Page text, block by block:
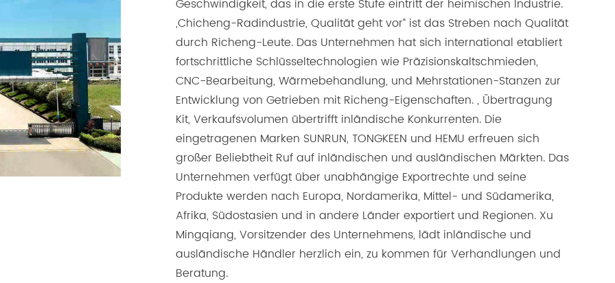
Geschwindigkeit, das in die erste Stufe eintritt der heimischen Industrie.
„Chicheng-Radindustrie, Qualität geht vor“ ist das Streben nach Qualität
durch Richeng-Leute. Das Unternehmen hat sich international etabliert
fortschrittliche Schlüsseltechnologien wie Präzisionskaltschmieden,
CNC-Bearbeitung, Wärmebehandlung, und Mehrstationen-Stanzen zur
Entwicklung von Getrieben mit Richeng-Eigenschaften. , Übertragung
Kit, Verkaufsvolumen übertrifft inländische Konkurrenten. Die
eingetragenen Marken SUNRUN, TONGKEEN und HEMU erfreuen sich
großer Beliebtheit Ruf auf inländischen und ausländischen Märkten. Das
Unternehmen verfügt über unabhängige Exportrechte und seine
Produkte werden nach Europa, Nordamerika, Mittel- und Südamerika,
Afrika, Südostasien und in andere Länder exportiert und Regionen. Xu
Mingqiang, Vorsitzender des Unternehmens, lädt inländische und
ausländische Händler herzlich ein, zu kommen für Verhandlungen und
Beratung.